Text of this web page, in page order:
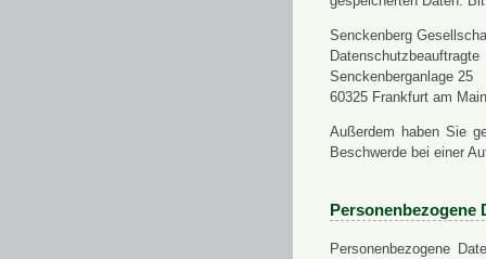
Senckenberg
Datenschutzbeauftragte
Senckenberganlage 25
60325 Frankfurt am Main
Außerdem haben Sie
Beschwerde bei einer
Personenbezogene
Personenbezogene